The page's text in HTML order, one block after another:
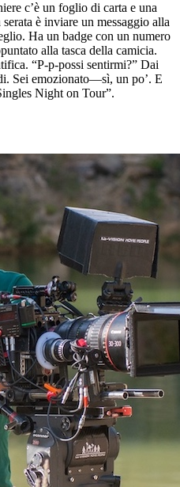
c’è un foglio di carta e una
è inviare un messaggio alla
Ha un badge con un numero
alla tasca della camicia.
“P-p-possi sentirmi?” Dai
Sei emozionato—sì, un po’. E
Night on Tour”.